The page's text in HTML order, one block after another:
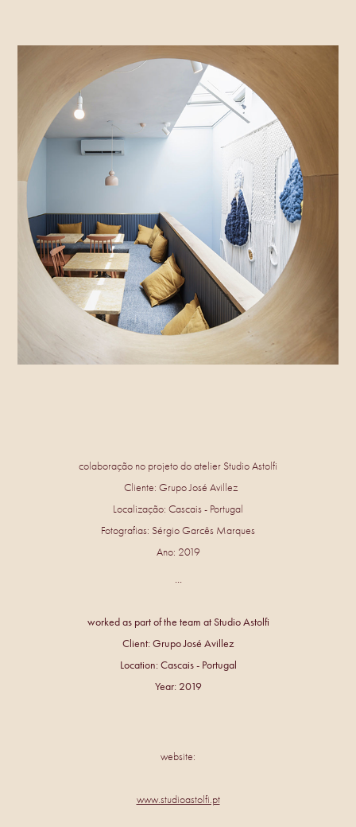
colaboração no projeto do atelier Studio Astolfi
Cliente: Grupo José Avillez
Localização: Cascais - Portugal
Fotografias: Sérgio Garcês Marques
Ano: 2019
...
worked as part of the team at Studio Astolfi
Client: Grupo José Avillez
Location: Cascais - Portugal
Year: 2019
website:
www.studioastolfi.pt